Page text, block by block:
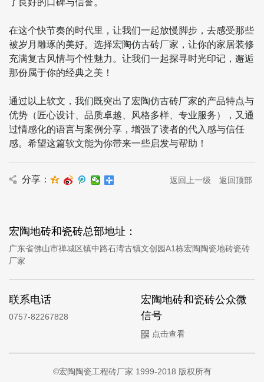
在这个快节奏的时代里，让我们一起放慢脚步，去感受那些
被岁月雕琢的美好。选择宏陶仿古砖厂家，让你的家居装修
充满复古风情与个性魅力。让我们一起探寻时光印记，邂逅
那份属于你的经典之美！
通过以上软文，我们既突出了宏陶仿古砖厂家的产品特点与
优势（匠心设计、品质卓越、风格多样、专业服务），又通
过情感化的语言与案例分享，增强了读者的代入感与信任
感。希望这篇软文能为你带来一些启发与帮助！
分享： 返回上一级 返回顶部
宏陶地砖和瓷砖总部地址：
广东省佛山市禅城区镇中路石湾古镇文创园A1栋宏陶陶瓷地砖瓷砖
厂家
联系电话
0757-82267828
宏陶地砖和瓷砖公众微
信号
点击查看
©宏陶陶瓷工程砖厂家 1999-2018 版权所有